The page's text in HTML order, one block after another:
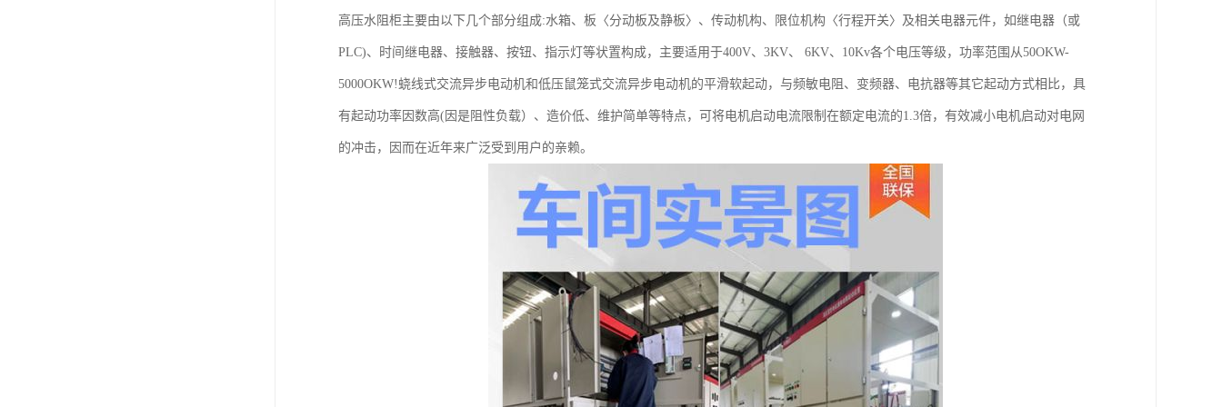
高压水阻柜主要由以下几个部分组成:水箱、板〈分动板及静板〉、传动机构、限位机构〈行程开关〉及相关电器元件，如继电器（或
PLC)、时间继电器、接触器、按钮、指示灯等状置构成，主要适用于400V、3KV、 6KV、10Kv各个电压等级，功率范围从50OKW-
5000OKW!蛲线式交流异步电动机和低压鼠笼式交流异步电动机的平滑软起动，与频敏电阻、变频器、电抗器等其它起动方式相比，具
有起动功率因数高(因是阻性负载）、造价低、维护简单等特点，可将电机启动电流限制在额定电流的1.3倍，有效减小电机启动对电网
的冲击，因而在近年来广泛受到用户的亲赖。